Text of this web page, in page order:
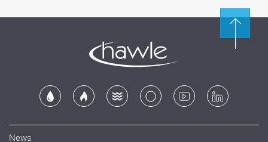
News